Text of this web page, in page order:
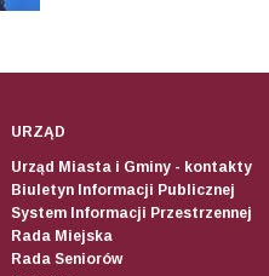
URZĄD
Urząd Miasta i Gminy - kontakty
Biuletyn Informacji Publicznej
System Informacji Przestrzennej
Rada Miejska
Rada Seniorów